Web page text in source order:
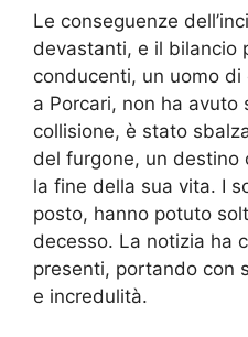
Le conseguenze
devastanti, e il bilancio
conducenti, un uomo
a Porcari, non ha avuto
collisione, è stato
del furgone, un destino
la fine della sua vita. I
posto, hanno potuto
decesso. La notizia ha
presenti, portando con
e incredulità.